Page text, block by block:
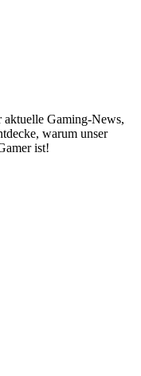
aktuelle Gaming-News,
warum unser
ist!